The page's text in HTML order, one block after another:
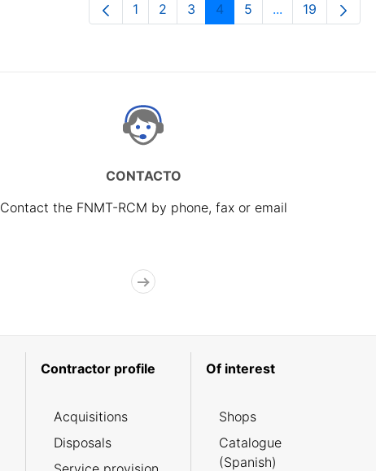
Page
1 Page
2 Page
3 Page
4 Page
5 ...Intermediate
Page
19
CONTACTO
Contact the FNMT-RCM by phone, fax or email
Contractor profile
Acquisitions
Disposals
Of interest
Shops
Catalogue
(Spanish)